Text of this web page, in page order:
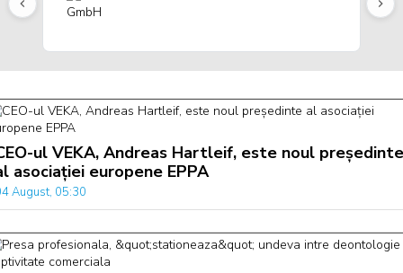
ul VEKA, Andreas Hartleif, este noul președinte
asociației europene EPPA
August, 05:30